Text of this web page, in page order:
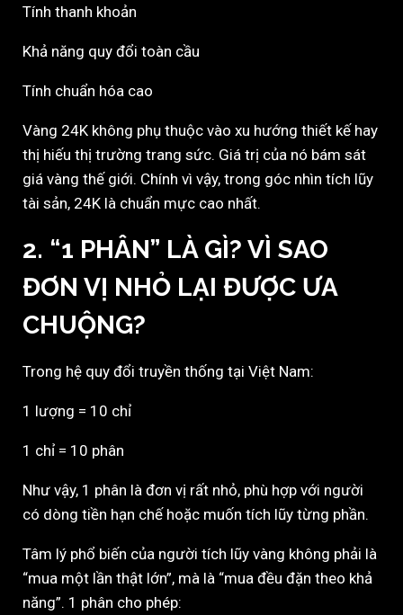
Tính thanh khoản
Khả năng quy đổi toàn cầu
Tính chuẩn hóa cao
Vàng 24K không phụ thuộc vào xu hướng thiết kế hay
thị hiếu thị trường trang sức. Giá trị của nó bám sát
giá vàng thế giới. Chính vì vậy, trong góc nhìn tích lũy
tài sản, 24K là chuẩn mực cao nhất.
2. “1 PHÂN” LÀ GÌ? VÌ SAO
ĐƠN VỊ NHỎ LẠI ĐƯỢC ƯA
CHUỘNG?
Trong hệ quy đổi truyền thống tại Việt Nam:
1 lượng = 10 chỉ
1 chỉ = 10 phân
Như vậy, 1 phân là đơn vị rất nhỏ, phù hợp với người
có dòng tiền hạn chế hoặc muốn tích lũy từng phần.
Tâm lý phổ biến của người tích lũy vàng không phải là
“mua một lần thật lớn”, mà là “mua đều đặn theo khả
năng”. 1 phân cho phép: